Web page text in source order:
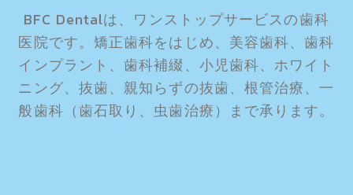
BFC Dentalは、ワンストップサービスの歯科
医院です。矯正歯科をはじめ、美容歯科、歯科
インプラント、歯科補綴、小児歯科、ホワイト
ニング、抜歯、親知らずの抜歯、根管治療、一
般歯科（歯石取り、虫歯治療）まで承ります。